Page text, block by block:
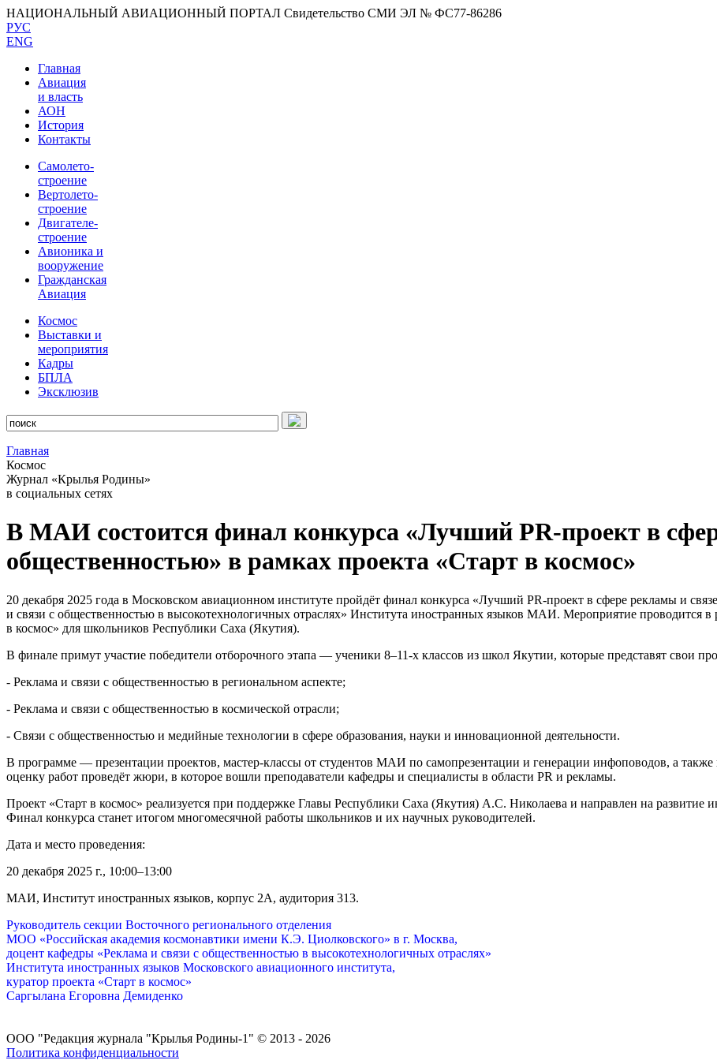
НАЦИОНАЛЬНЫЙ АВИАЦИОННЫЙ ПОРТАЛ Свидетельство СМИ ЭЛ № ФС77-86286
РУС
ENG
Главная
Авиация
и власть
АОН
История
Контакты
Самолето-
строение
Вертолето-
строение
Двигателе-
строение
Авионика и
вооружение
Гражданская
Авиация
Космос
Выставки и
мероприятия
Кадры
БПЛА
Эксклюзив
Главная
Космос
Журнал «Крылья Родины»
в социальных сетях
В МАИ состоится финал конкурса «Лучший PR-проект в
общественностью» в рамках проекта «Старт в космос»
20 декабря 2025 года в Московском авиационном институте пройдёт финал конкурса «Лучший PR-проект в сфере рекламы и
и связи с общественностью в высокотехнологичных отраслях» Института иностранных языков МАИ. Мероприятие проводится в
в космос» для школьников Республики Саха (Якутия).
В финале примут участие победители отборочного этапа — ученики 8–11-х классов из школ Якутии, которые представят свои
- Реклама и связи с общественностью в региональном аспекте;
- Реклама и связи с общественностью в космической отрасли;
- Связи с общественностью и медийные технологии в сфере образования, науки и инновационной деятельности.
В программе — презентации проектов, мастер-классы от студентов МАИ по самопрезентации и генерации инфоповодов, а
оценку работ проведёт жюри, в которое вошли преподаватели кафедры и специалисты в области PR и рекламы.
Проект «Старт в космос» реализуется при поддержке Главы Республики Саха (Якутия) А.С. Николаева и направлен на развитие
Финал конкурса станет итогом многомесячной работы школьников и их научных руководителей.
Дата и место проведения:
20 декабря 2025 г., 10:00–13:00
МАИ, Институт иностранных языков, корпус 2А, аудитория 313.
Руководитель секции Восточного регионального отделения
МОО «Российская академия космонавтики имени К.Э. Циолковского» в г. Москва,
доцент кафедры «Реклама и связи с общественностью в высокотехнологичных отраслях»
Института иностранных языков Московского авиационного института,
куратор проекта «Старт в космос»
Саргылана Егоровна Демиденко
ООО "Редакция журнала "Крылья Родины-1" © 2013 - 2026
Политика конфиденциальности